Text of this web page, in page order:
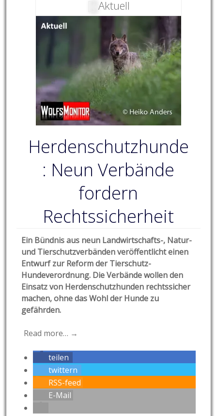
Aktuell
Herdenschutzhunde
: Neun Verbände
fordern
Rechtssicherheit
Ein Bündnis aus neun Landwirtschafts-, Natur-
und Tierschutzverbänden veröffentlicht einen
Entwurf zur Reform der Tierschutz-
Hundeverordnung. Die Verbände wollen den
Einsatz von Herdenschutzhunden rechtssicher
machen, ohne das Wohl der Hunde zu
gefährden.
Read more… →
teilen
twittern
RSS-feed
E-Mail